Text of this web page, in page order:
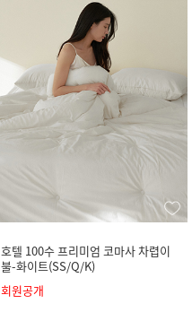
호텔 100수 프리미엄 코마사 차렵이
불-화이트(SS/Q/K)
회원공개